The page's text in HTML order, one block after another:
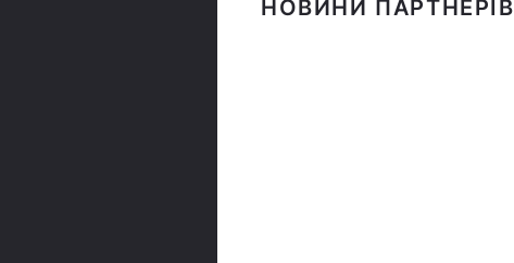
НОВИНИ ПАРТНЕРІВ